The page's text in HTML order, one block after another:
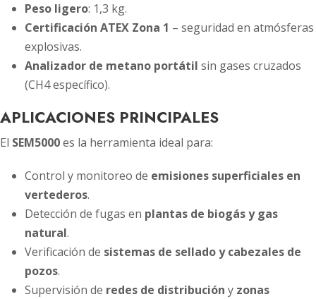
Peso ligero: 1,3 kg.
Certificación ATEX Zona 1 – seguridad en atmósferas
explosivas.
Analizador de metano portátil sin gases cruzados
(CH4 específico).
APLICACIONES PRINCIPALES
El SEM5000es la herramienta ideal para:
Control y monitoreo de emisiones superficiales en
vertederos.
Detección de fugas en plantas de biogás y gas
natural.
Verificación de sistemas de sellado y cabezales de
pozos.
Supervisión de redes de distribución y zonas